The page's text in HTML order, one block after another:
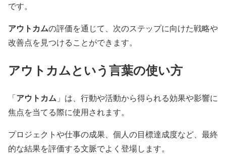
です。
アウトカムの評価を通じて、次のステップに向けた戦略や
改善点を見つけることができます。
アウトカムという言葉の使い方
「アウトカム 」は、行動や活動から得られる効果や影響に
焦点を当てる際に使用されます。
プロジェクトや仕事の成果、個人の目標達成度など、最終
的な結果を評価する文脈でよく登場します。